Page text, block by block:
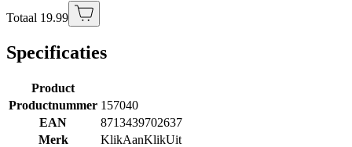
Totaal 19.99
Specificaties
Product
Productnummer 157040
EAN
8713439702637
Merk
KlikAanKlikUit